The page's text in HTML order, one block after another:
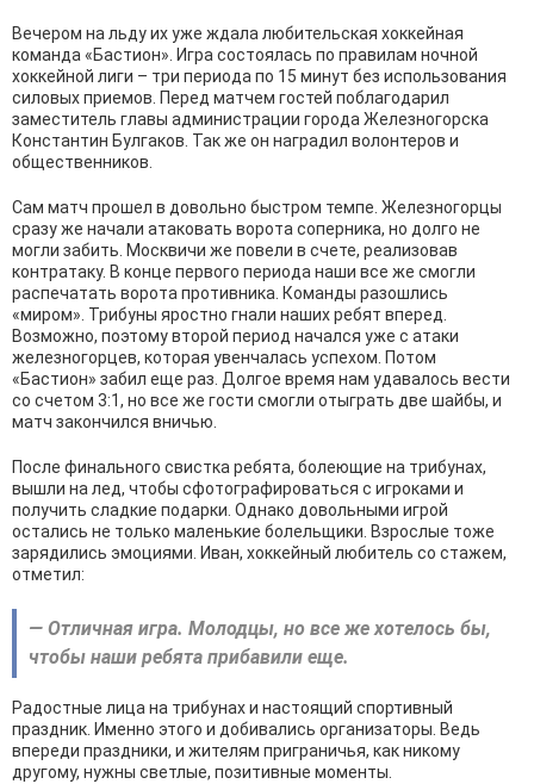
Вечером на льду их уже ждала любительская хоккейная
команда «Бастион». Игра состоялась по правилам ночной
хоккейной лиги – три периода по 15 минут без использования
силовых приемов. Перед матчем гостей поблагодарил
заместитель главы администрации города Железногорска
Константин Булгаков. Так же он наградил волонтеров и
общественников.
Сам матч прошел в довольно быстром темпе. Железногорцы
сразу же начали атаковать ворота соперника, но долго не
могли забить. Москвичи же повели в счете, реализовав
контратаку. В конце первого периода наши все же смогли
распечатать ворота противника. Команды разошлись
«миром». Трибуны яростно гнали наших ребят вперед.
Возможно, поэтому второй период начался уже с атаки
железногорцев, которая увенчалась успехом. Потом
«Бастион» забил еще раз. Долгое время нам удавалось вести
со счетом 3:1, но все же гости смогли отыграть две шайбы, и
матч закончился вничью.
После финального свистка ребята, болеющие на трибунах,
вышли на лед, чтобы сфотографироваться с игроками и
получить сладкие подарки. Однако довольными игрой
остались не только маленькие болельщики. Взрослые тоже
зарядились эмоциями. Иван, хоккейный любитель со стажем,
отметил:
— Отличная игра. Молодцы, но все же хотелось бы,
чтобы наши ребята прибавили еще.
Радостные лица на трибунах и настоящий спортивный
праздник. Именно этого и добивались организаторы. Ведь
впереди праздники, и жителям приграничья, как никому
другому, нужны светлые, позитивные моменты.